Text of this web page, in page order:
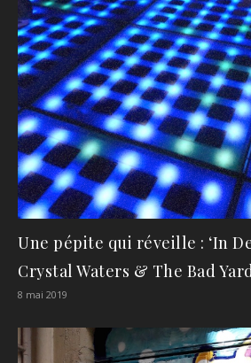
Une pépite qui réveille : ‘In
Crystal Waters & The Bad
8 mai 2019